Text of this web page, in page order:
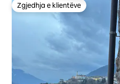
Zgjedhja e klientëve
Zgjedhja e klientëve